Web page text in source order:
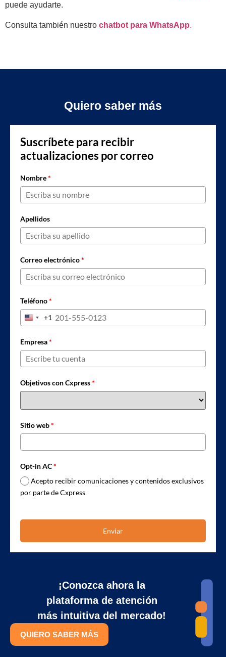
puede ayudarte.
Consulta también nuestro chatbot para WhatsApp.
Quiero saber más
Suscríbete para recibir
actualizaciones por correo
Nombre*
Apellidos
Correo electrónico*
Teléfono*
United States +1
+1
Empresa*
Objetivos con Cxpress*
Sitio web*
Opt-in AC*
Acepto recibir comunicaciones y contenidos exclusivos
por parte de Cxpress
Enviar
¡Conozca ahora la
plataforma de atención
más intuitiva del mercado!
QUIERO SABER MÁS